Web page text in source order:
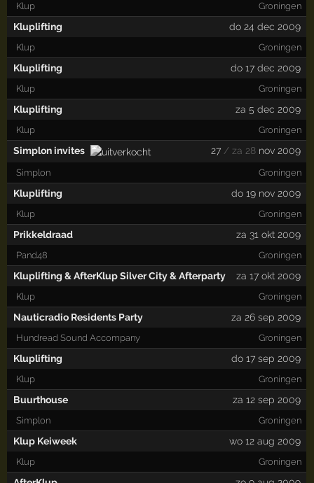
Klup Groningen
Kluplifting do 24 dec 2009
Klup Groningen
Kluplifting do 17 dec 2009
Klup Groningen
Kluplifting za 5 dec 2009
Klup Groningen
Simplon invites 27 / za 28 nov 2009
Simplon Groningen
Kluplifting do 19 nov 2009
Klup Groningen
Prikkeldraad za 31 okt 2009
Pand48 Groningen
Kluplifting & AfterKlup Silver City & Afterparty za 17 okt 2009
Klup Groningen
Nauticradio Residents Party za 26 sep 2009
Hundread Sound Accompany Groningen
Kluplifting do 17 sep 2009
Klup Groningen
Buurthouse za 12 sep 2009
Simplon Groningen
Klup Keiweek wo 12 aug 2009
Klup Groningen